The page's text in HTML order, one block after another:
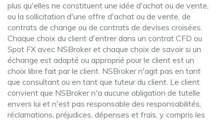
plus qu'elles ne constituent une idée d'achat ou de vente,
ou la sollicitation d'une offre d'achat ou de vente, de
contrats de change ou de contrats de devises croisées.
Chaque choix du client d'entrer dans un contrat CFD ou
Spot FX avec NSBroker et chaque choix de savoir si un
échange est adapté ou approprié pour le client est un
choix libre fait par le client. NSBroker n'agit pas en tant
que consultant ou en tant que tuteur du client. Le client
convient que NSBroker n'a aucune obligation de tutelle
envers lui et n'est pas responsable des responsabilités,
réclamations, préjudices, dépenses et frais, y compris les